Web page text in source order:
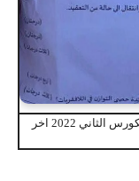
اسئلة فقط صف خامس علمي مادة احياء نهاية الكورس الثاني 2022 اخر